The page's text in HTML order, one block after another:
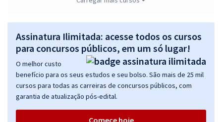
IFSULDEMINAS - Instituto Federal de Educação, Ciência e Tecnologia
do Sul de Minas Gerais - Professor do Ensino Básico, Técnico e
Tecnológico (PEBTT) - Matemática (Pós-Edital)
R$ 478,32à vista
ou 12x de
R$ 39,86
Economize R$ 119,58 (-20%)
Comprar
Assinatura Ilimitada: acesse todos os cursos
para concursos públicos, em um só lugar!
O melhor custo
benefício para os seus estudos e seu bolso. São mais de 25 mil
cursos para todas as carreiras de concursos públicos, com
garantia de atualização pós-edital.